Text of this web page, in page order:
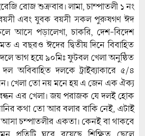
রোজ শুক্রবার। লামা, চাম্পাতলী ১ নং
এবং যুবক বয়সী সকল পুরুষগণ ঈদ
আসে পড়ালেখা, চাকরি, দেশ-বিদেশ
এ বছরও ঈদের দ্বিতীয় দিনে বিবাহিত
ভাগ হয়ে ৯০মিঃ ফুটবল খেলা অনুষ্ঠিত
অবিবাহিত দলকে ট্রাইব্যাকারে ৫/৪
খেলা তো নয় মনে হয় এ জেন এক ঐক্য
বন্ধন এর খেলা। জয় পরাজক যে দলই হোক
কথা তো আর বলার বাকি নেই, এটাই
চম্পাতলীর একতা। কেনই বা থাকবে